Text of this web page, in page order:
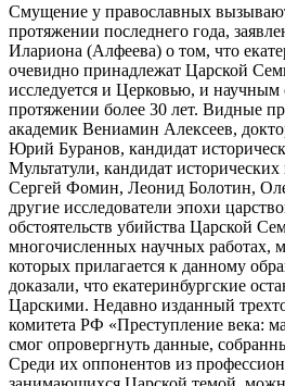
Смущение у православных
протяжении последнего года,
Илариона (Алфеева) о том, что
очевидно принадлежат Царской
исследуется и Церковью, и научным
протяжении более 30 лет. Видные
академик Вениамин Алексеев,
Юрий Буранов, кандидат
Мультатули, кандидат
Сергей Фомин, Леонид Болотин,
другие исследователи эпохи
обстоятельств убийства Царской
многочисленных научных работах,
которых прилагается к данному
доказали, что екатеринбургские
Царскими. Недавно изданный
комитета РФ «Преступление века:
смог опровергнуть данные,
Среди их оппонентов из